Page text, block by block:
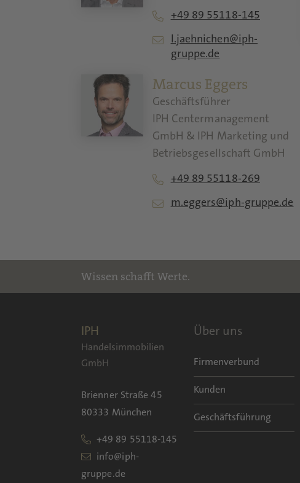
+49 89 55118-145
l.jaehnichen@iph-
gruppe.de
Marcus Eggers
Geschäftsführer
IPH Centermanagement
GmbH & IPH Marketing und
Betriebsgesellschaft GmbH
+49 89 55118-269
m.eggers@iph-gruppe.de
Wissen schafft Werte.
IPH
Handelsimmobilien
GmbH
Brienner Straße 45
80333 München
+49 89 55118-145
info@iph-
gruppe.de
Über uns
Firmenverbund
Kunden
Geschäftsführung